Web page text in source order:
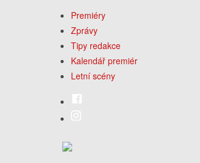
Premiéry
Zprávy
Tipy redakce
Kalendář premiér
Letní scény